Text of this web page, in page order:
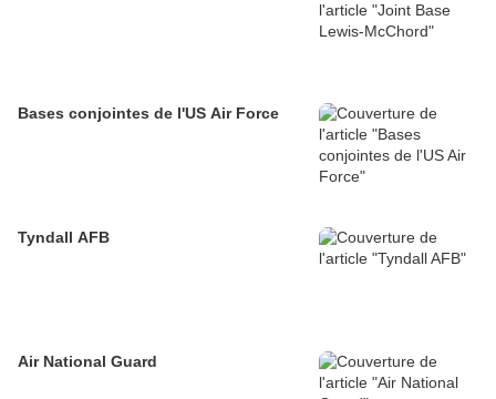
Bases conjointes de l'US Air Force
Tyndall AFB
Air National Guard